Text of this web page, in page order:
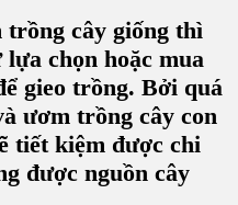
trồng cây giống thì
chọn hoặc mua
gieo trồng. Bởi quá
ươm trồng cây con
tiết kiệm được chi
được nguồn cây